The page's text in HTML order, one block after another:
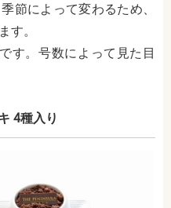
節によって変わるため、
す。
す。号数によって見た目
4種入り